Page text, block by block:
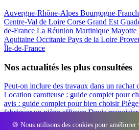
🍪 Nous utilisons des cookies pour améliorer
Auvergne-Rhône-Alpes Bourgogne-
Centre-Val de Loire Corse Grand Est
de-France La Réunion Martinique Mayotte
Aquitaine Occitanie Pays de la Loire
Île-de-France
Nos actualités les plus consultées
Peut-on inclure des travaux dans un rachat
Location carotteuse : guide complet pour
avis : guide complet pour bien choisir
fabriquer un piège efficaceDevis
obtenir le meilleur prix
Simulation rachat